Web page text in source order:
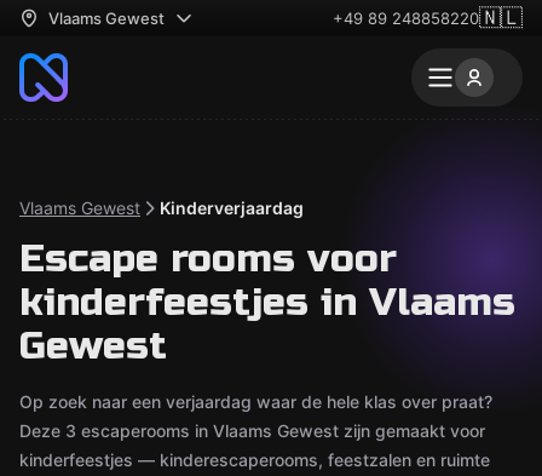
Vlaams Gewest +49 89 248858220🇳🇱
Vlaams Gewest Kinderverjaardag
Escape rooms voor
kinderfeestjes in Vlaams
Gewest
Op zoek naar een verjaardag waar de hele klas over praat?
Deze 3 escaperooms in Vlaams Gewest zijn gemaakt voor
kinderfeestjes — kinderescaperooms, feestzalen en ruimte